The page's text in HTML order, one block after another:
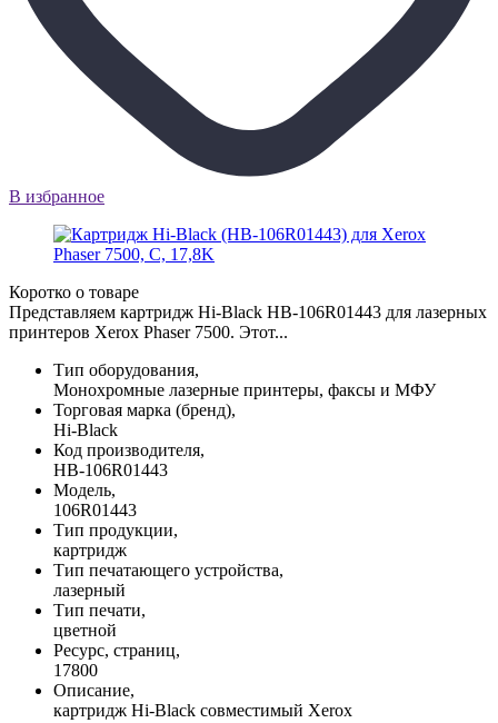
В избранное
Коротко о товаре
Представляем картридж Hi-Black HB-106R01443 для лазерных
принтеров Xerox Phaser 7500. Этот...
Тип оборудования,
Монохромные лазерные принтеры, факсы и МФУ
Торговая марка (бренд),
Hi-Black
Код производителя,
HB-106R01443
Модель,
106R01443
Тип продукции,
картридж
Тип печатающего устройства,
лазерный
Тип печати,
цветной
Ресурс, страниц,
17800
Описание,
картридж Hi-Black совместимый Xerox